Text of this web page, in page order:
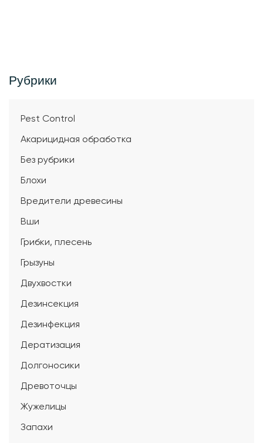
Рубрики
Pest Control
Акарицидная обработка
Без рубрики
Блохи
Вредители древесины
Вши
Грибки, плесень
Грызуны
Двухвостки
Дезинсекция
Дезинфекция
Дератизация
Долгоносики
Древоточцы
Жужелицы
Запахи